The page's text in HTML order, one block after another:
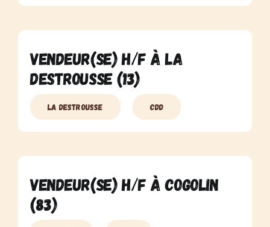
Vendeur(se) H/F à La
Destrousse (13)
La Destrousse CDD
Vendeur(se) H/F à Cogolin
(83)